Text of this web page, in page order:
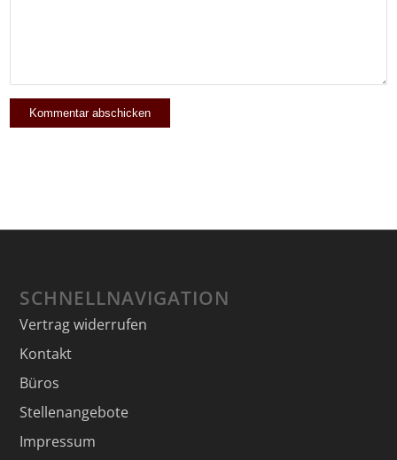
SCHNELLNAVIGATION
Vertrag widerrufen
Kontakt
Büros
Stellenangebote
Impressum